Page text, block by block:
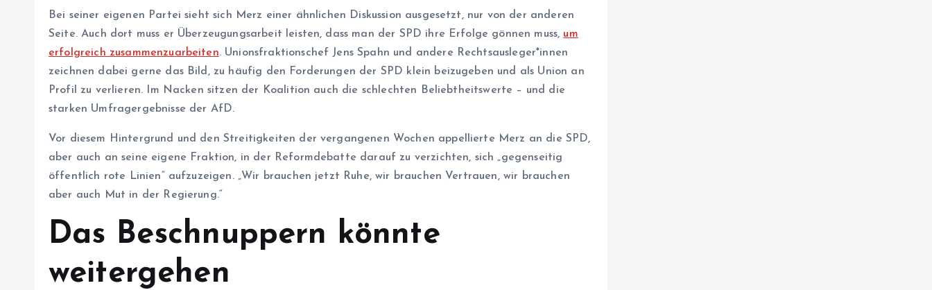
Bei seiner eigenen Partei sieht sich Merz einer ähnlichen Diskussion ausgesetzt, nur von der anderen
Seite. Auch dort muss er Überzeugungsarbeit leisten, dass man der SPD ihre Erfolge gönnen muss, um
erfolgreich zusammenzuarbeiten. Unionsfraktionschef Jens Spahn und andere Rechts­aus­le­ge­r*in­nen
zeichnen dabei gerne das Bild, zu häufig den Forderungen der SPD klein beizugeben und als Union an
Profil zu verlieren. Im Nacken sitzen der Koalition auch die schlechten Beliebtheitswerte – und die
starken Umfragergebnisse der AfD.
Vor diesem Hintergrund und den Streitigkeiten der vergangenen Wochen appellierte Merz an die SPD,
aber auch an seine eigene Fraktion, in der Reformdebatte darauf zu verzichten, sich „gegenseitig
öffentlich rote Linien“ aufzuzeigen. „Wir brauchen jetzt Ruhe, wir brauchen Vertrauen, wir brauchen
aber auch Mut in der Regierung.“
Das Beschnuppern könnte
weitergehen